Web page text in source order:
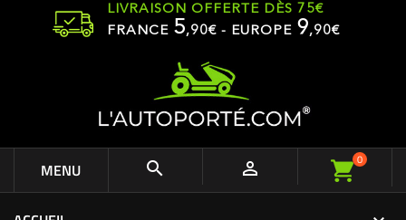
LIVRAISON OFFERTE DÈS 75€
FRANCE 5,90€ - EUROPE 9,90€
MENU   0